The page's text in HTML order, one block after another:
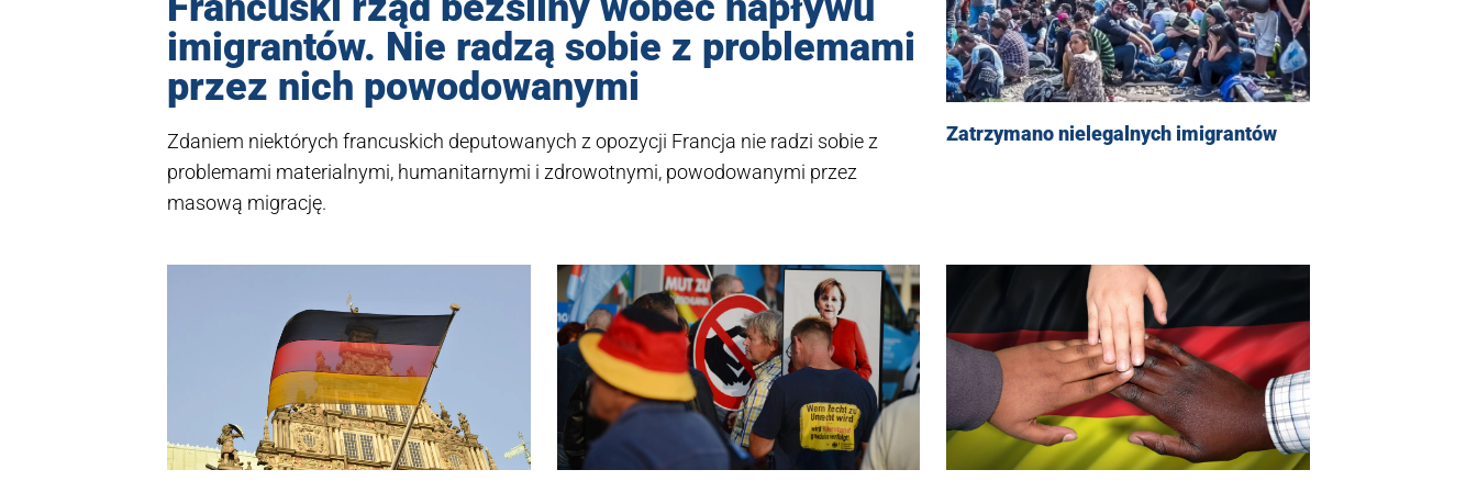
imigrantów. Nie radzą sobie z problemami
przez nich powodowanymi
Zdaniem niektórych francuskich deputowanych z opozycji Francja nie radzi sobie z
problemami materialnymi, humanitarnymi i zdrowotnymi, powodowanymi przez
masową migrację.
Zatrzymano nielegalnych imigrantów